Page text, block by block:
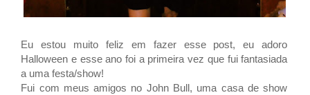
Eu estou muito feliz em fazer esse post, eu adoro
Halloween e esse ano foi a primeira vez que fui fantasiada
a uma festa/show!
Fui com meus amigos no John Bull, uma casa de show